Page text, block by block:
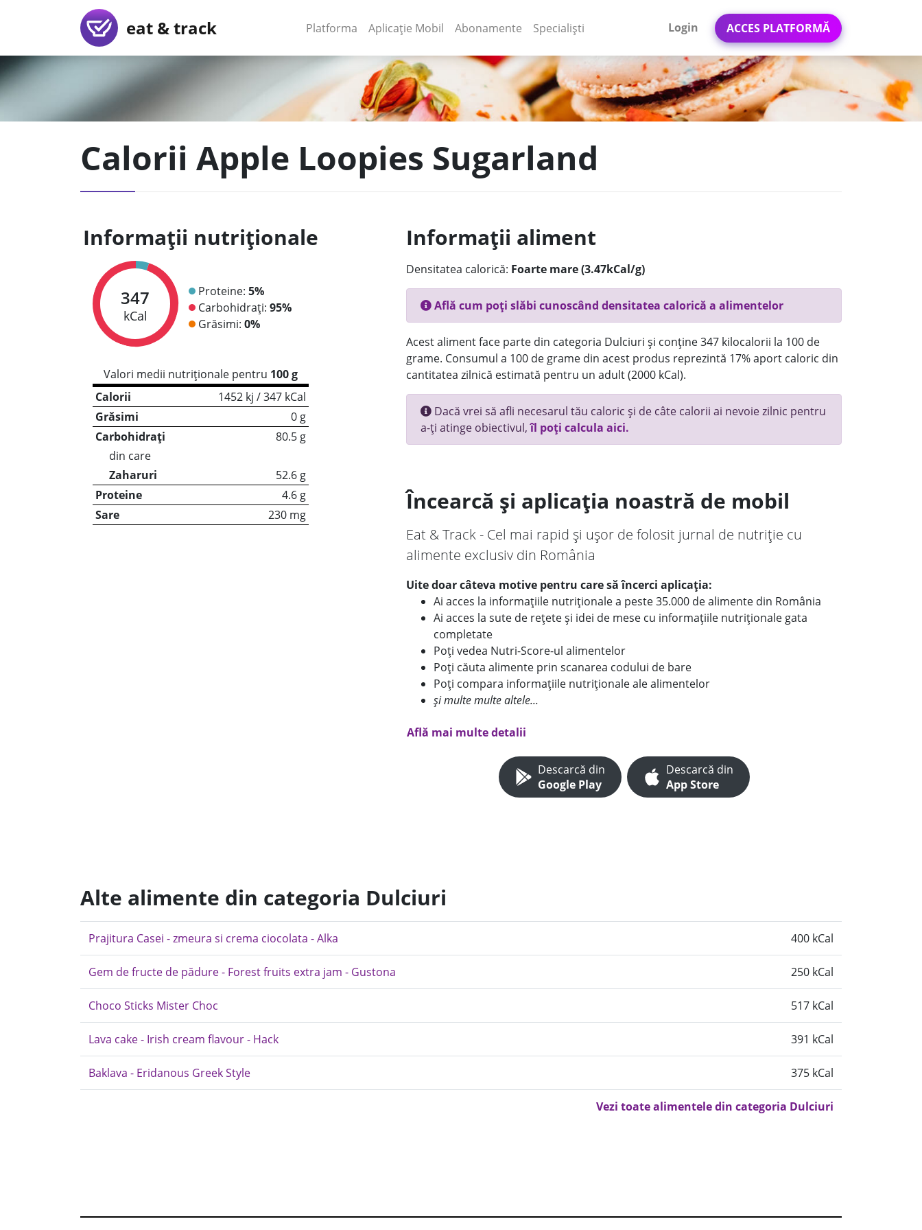
eat & track Platforma (current)
Aplicație Mobil (current)
Abonamente Specialiști Login ACCES PLATFORMĂ
Calorii Apple Loopies Sugarland
Informații nutriționale
347
kCal
Proteine: 5%
Carbohidrați: 95%
Grăsimi: 0%
Valori medii nutriționale pentru 100 g
Calorii
1452 kj / 347 kCal
Grăsimi
0 g
Carbohidrați
80.5 g
din care
Zaharuri
52.6 g
Proteine
4.6 g
Sare
230 mg
Informații aliment
Densitatea calorică: Foarte mare (3.47kCal/g)
Află cum poți slăbi cunoscând densitatea calorică a alimentelor
Acest aliment face parte din categoria Dulciuri și conține 347 kilocalorii la 100 de
grame. Consumul a 100 de grame din acest produs reprezintă 17% aport caloric din
cantitatea zilnică estimată pentru un adult (2000 kCal).
Dacă vrei să afli necesarul tău caloric și de câte calorii ai nevoie zilnic pentru
a-ți atinge obiectivul,îl poți calcula aici.
Încearcă și aplicația noastră de mobil
Eat & Track - Cel mai rapid și ușor de folosit jurnal de nutriție cu
alimente exclusiv din România
Uite doar câteva motive pentru care să încerci aplicația:
Ai acces la informațiile nutriționale a peste 35.000 de alimente din România
Ai acces la sute de rețete și idei de mese cu informațiile nutriționale gata
completate
Poți vedea Nutri-Score-ul alimentelor
Poți căuta alimente prin scanarea codului de bare
Poți compara informațiile nutriționale ale alimentelor
și multe multe altele...
Află mai multe detalii
Descarcă din
Google Play
Descarcă din
App Store
Alte alimente din categoria Dulciuri
Prajitura Casei - zmeura si crema ciocolata - Alka 400 kCal
Gem de fructe de pădure - Forest fruits extra jam - Gustona 250 kCal
Choco Sticks Mister Choc 517 kCal
Lava cake - Irish cream flavour - Hack 391 kCal
Baklava - Eridanous Greek Style 375 kCal
Vezi toate alimentele din categoria Dulciuri